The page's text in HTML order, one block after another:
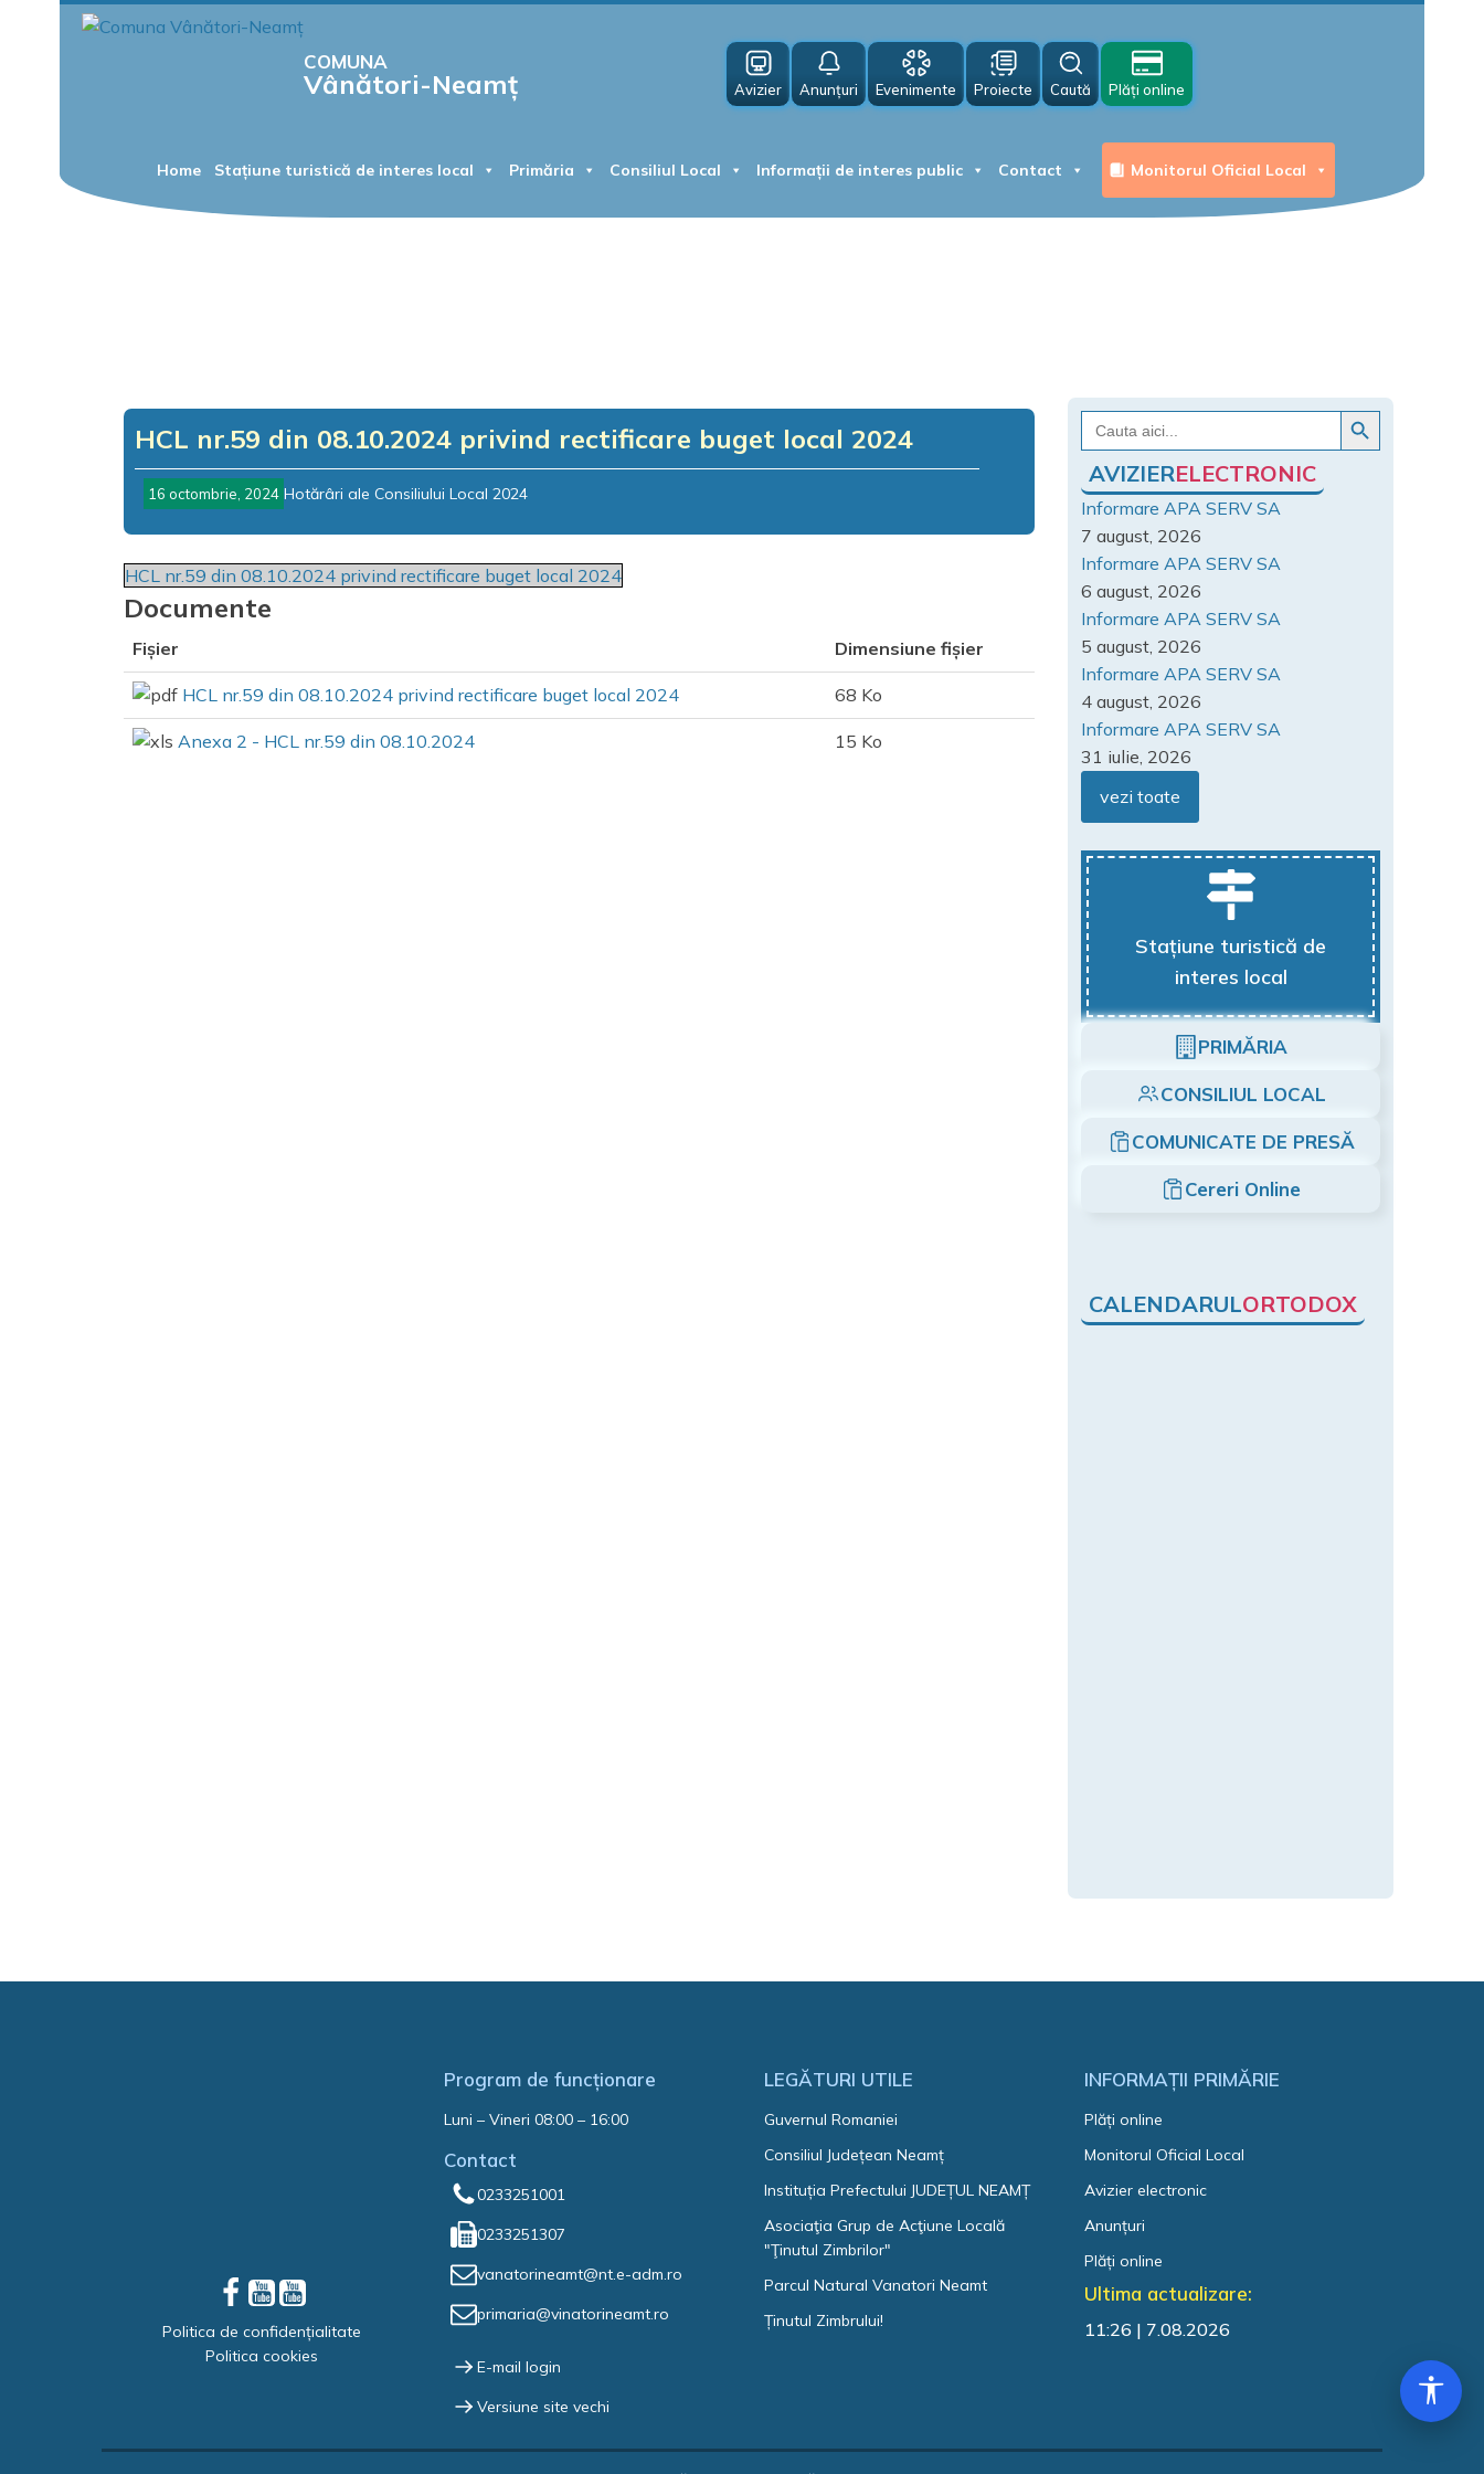
COMUNA
Vânători-Neamț Avizier Anunțuri Evenimente Proiecte Caută Plăți online
Home Stațiune turistică de interes local Primăria Consiliul Local Informații de interes public Contact Monitorul Oficial Local
HCL nr.59 din 08.10.2024 privind rectificare buget local 2024
16 octombrie, 2024 Hotărâri ale Consiliului Local 2024
HCL nr.59 din 08.10.2024 privind rectificare buget local 2024
Documente
Fișier Dimensiune fișier
HCL nr.59 din 08.10.2024 privind rectificare buget local 2024 68 Ko
Anexa 2 - HCL nr.59 din 08.10.2024 15 Ko
Search
for:
Search Button
AVIZIERELECTRONIC
Informare APA SERV SA
7 august, 2026
Informare APA SERV SA
6 august, 2026
Informare APA SERV SA
5 august, 2026
Informare APA SERV SA
4 august, 2026
Informare APA SERV SA
31 iulie, 2026
vezi toate
Stațiune turistică de
interes local
PRIMĂRIA
CONSILIUL LOCAL
COMUNICATE DE PRESĂ
Cereri Online
CALENDARULORTODOX
Politica de confidențialitate
Politica cookies
Program de funcționare
Luni – Vineri 08:00 – 16:00
Contact
0233251001
0233251307
vanatorineamt@nt.e-adm.ro
primaria@vinatorineamt.ro
E-mail login
Versiune site vechi
LEGĂTURI UTILE
Guvernul Romaniei
Consiliul Județean Neamț
Instituția Prefectului JUDEȚUL NEAMȚ
Asociaţia Grup de Acţiune Locală
"Ţinutul Zimbrilor"
Parcul Natural Vanatori Neamt
Ținutul Zimbrului!
INFORMAȚII PRIMĂRIE
Plăți online
Monitorul Oficial Local
Avizier electronic
Anunțuri
Plăți online
Ultima actualizare:
11:26 | 7.08.2026